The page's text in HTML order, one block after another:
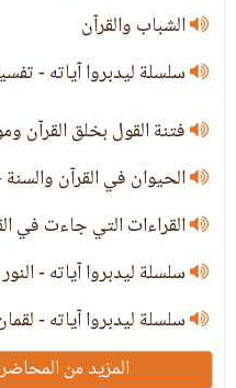
الشباب والقرآن
سلسلة ليدبروا آياته -
فتنة القول بخلق القرآن
الحيوان في القرآن والسنة -
القراءات التي جاءت في
سلسلة ليدبروا آياته - النور من
سلسلة ليدبروا آياته - لقمان من 18 - 6 من
المزيد من